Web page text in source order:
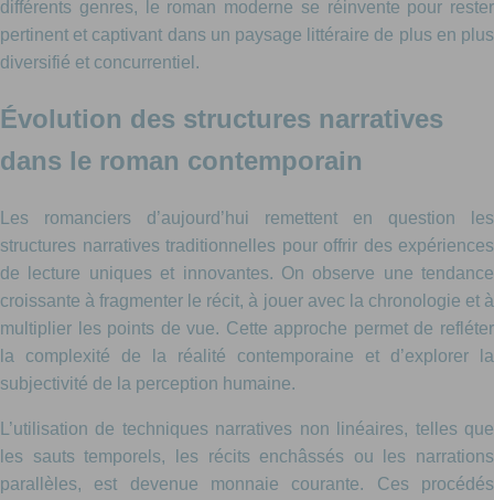
différents genres, le roman moderne se réinvente pour rester
pertinent et captivant dans un paysage littéraire de plus en plus
diversifié et concurrentiel.
Évolution des structures narratives
dans le roman contemporain
Les romanciers d’aujourd’hui remettent en question les
structures narratives traditionnelles pour offrir des expériences
de lecture uniques et innovantes. On observe une tendance
croissante à fragmenter le récit, à jouer avec la chronologie et à
multiplier les points de vue. Cette approche permet de refléter
la complexité de la réalité contemporaine et d’explorer la
subjectivité de la perception humaine.
L’utilisation de techniques narratives non linéaires, telles que
les sauts temporels, les récits enchâssés ou les narrations
parallèles, est devenue monnaie courante. Ces procédés